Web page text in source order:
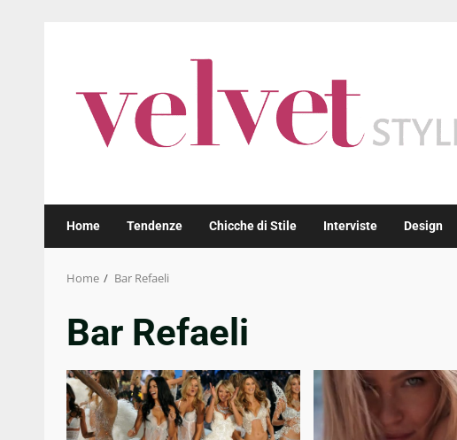
Home Tendenze Chicche di Stile Interviste Design
Home Bar Refaeli
Bar Refaeli